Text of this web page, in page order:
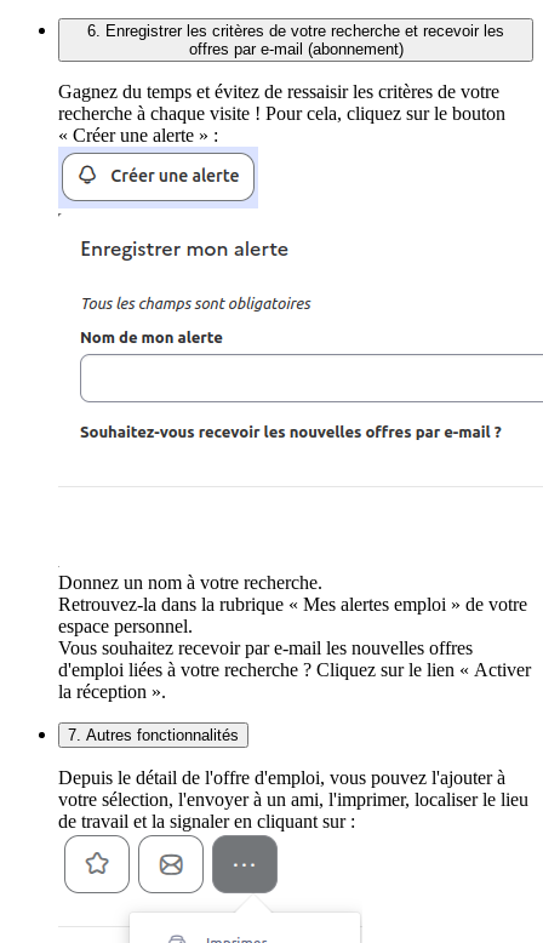
6. Enregistrer les critères de votre recherche et recevoir les
offres par e-mail (abonnement)
Gagnez du temps et évitez de ressaisir les critères de votre
recherche à chaque visite ! Pour cela, cliquez sur le bouton
« Créer une alerte » :
Donnez un nom à votre recherche.
Retrouvez-la dans la rubrique « Mes alertes emploi » de votre
espace personnel.
Vous souhaitez recevoir par e-mail les nouvelles offres
d'emploi liées à votre recherche ? Cliquez sur le lien « Activer
la réception ».
7. Autres fonctionnalités
Depuis le détail de l'offre d'emploi, vous pouvez l'ajouter à
votre sélection, l'envoyer à un ami, l'imprimer, localiser le lieu
de travail et la signaler en cliquant sur :